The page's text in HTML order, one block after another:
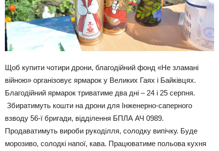
Щоб купити чотири дрони, благодійний фонд «Не зламані
війною» організовує ярмарок у Великих Гаях і Байківцях.
Благодійний ярмарок триватиме два дні – 24 і 25 серпня.
Збиратимуть кошти на дрони для Інженерно-саперного
взводу 56-ї бригади, відділення БПЛА АЧ 0989.
Продаватимуть вироби рукоділля, солодку випічку. Буде
морозиво, солодкі напої, кава. Працюватиме польова кухня